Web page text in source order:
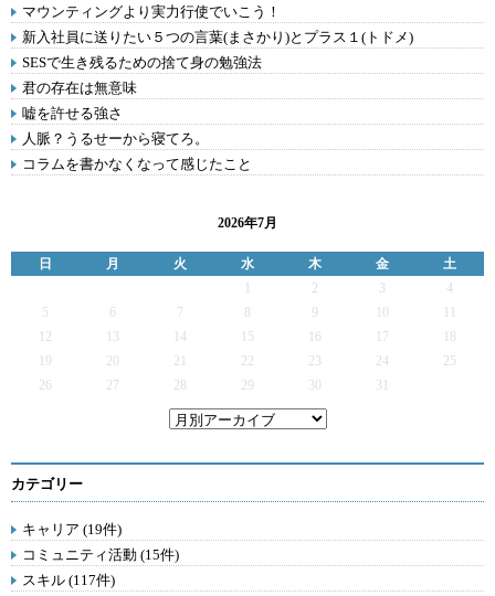
マウンティングより実力行使でいこう！
新入社員に送りたい５つの言葉(まさかり)とプラス１(トドメ)
SESで生き残るための捨て身の勉強法
君の存在は無意味
嘘を許せる強さ
人脈？うるせーから寝てろ。
コラムを書かなくなって感じたこと
2026年7月
日 月 火 水 木 金
土
2 3
4
5
6 7 9
12
13 14 15 16 17
19
20 21 22 23 24
25
26
27 28 29 30 31
カテゴリー
キャリア (19件)
コミュニティ活動 (15件)
スキル (117件)